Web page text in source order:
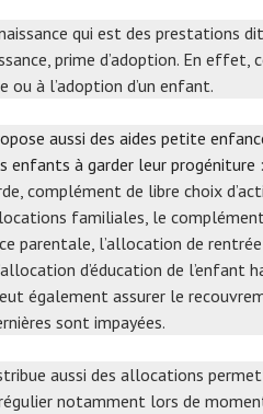
qui est des prestations
prime d’adoption. En effet,
ou à l’adoption d’un enfant.
aussi des aides petite
enfants à garder leur progéniture
complément de libre choix
familiales, le
parentale, l’allocation de
d’éducation de l’enfant
également assurer le
sont impayées.
aussi des allocations
régulier notamment lors de